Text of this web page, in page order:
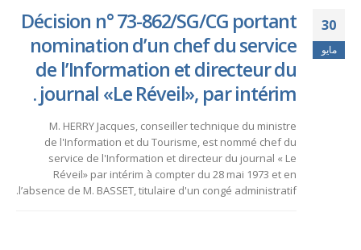
30
مايو
Décision n° 73-862/SG/CG portant
nomination d’un chef du service
de l’Information et directeur du
journal «Le Réveil», par intérim .
M. HERRY Jacques, conseiller technique du ministre
de l'Information et du Tourisme, est nommé chef du
service de l'Information et directeur du journal « Le
Réveil» par intérim à compter du 28 mai 1973 et en
l’absence de M. BASSET, titulaire d'un congé administratif.